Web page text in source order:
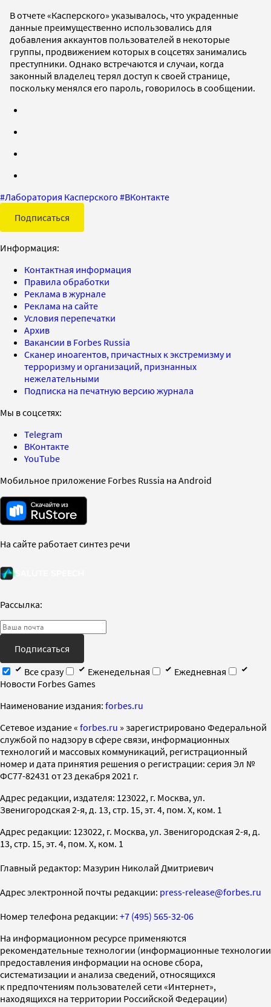
В отчете «Касперского» указывалось, что украденные
данные преимущественно использовались для
добавления аккаунтов пользователей в некоторые
группы, продвижением которых в соцсетях занимались
преступники. Однако встречаются и случаи, когда
законный владелец терял доступ к своей странице,
поскольку менялся его пароль, говорилось в сообщении.
#Лаборатория Касперского #ВКонтакте
Подписаться
Информация:
Контактная информация
Правила обработки
Реклама в журнале
Реклама на сайте
Условия перепечатки
Архив
Вакансии в Forbes Russia
Сканер иноагентов, причастных к экстремизму и
терроризму и организаций, признанных
нежелательными
Подписка на печатную версию журнала
Мы в соцсетях:
Telegram
ВКонтакте
YouTube
Мобильное приложение Forbes Russia на Android
На сайте работает синтез речи
Рассылка:
Подписаться
Все сразу
Еженедельная
Ежедневная
Новости Forbes Games
Наименование издания: forbes.ru
Cетевое издание « forbes.ru » зарегистрировано Федеральной
службой по надзору в сфере связи, информационных
технологий и массовых коммуникаций, регистрационный
номер и дата принятия решения о регистрации: серия Эл №
ФС77-82431 от 23 декабря 2021 г.
Адрес редакции, издателя: 123022, г. Москва, ул.
Звенигородская 2-я, д. 13, стр. 15, эт. 4, пом. X, ком. 1
Адрес редакции: 123022, г. Москва, ул. Звенигородская 2-я, д.
13, стр. 15, эт. 4, пом. X, ком. 1
Главный редактор: Мазурин Николай Дмитриевич
Адрес электронной почты редакции: press-release@forbes.ru
Номер телефона редакции: +7 (495) 565-32-06
На информационном ресурсе применяются
рекомендательные технологии (информационные технологии
предоставления информации на основе сбора,
систематизации и анализа сведений, относящихся
к предпочтениям пользователей сети «Интернет»,
находящихся на территории Российской Федерации)